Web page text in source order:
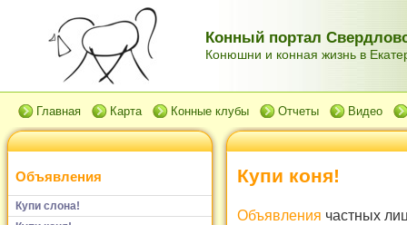
Конный портал
Конюшни и конная жизнь в
Главная Карта Конные клубы Отчеты Видео
Объявления
Купи слона!
Купи коня!
Объявления частных